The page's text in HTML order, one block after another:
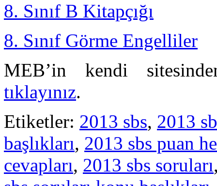
8. Sınıf B Kitapçığı
8. Sınıf Görme Engelliler
MEB’in kendi
tıklayınız.
Etiketler: 2013 sbs, 2013
başlıkları, 2013 sbs puan
cevapları, 2013 sbs soruları